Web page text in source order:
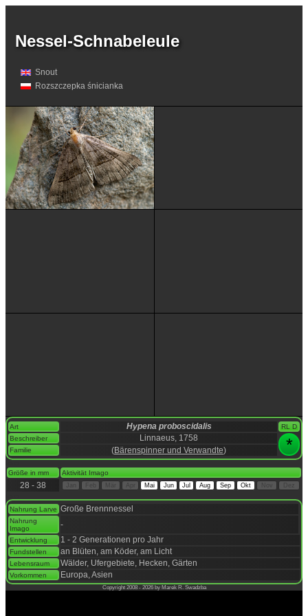
Nessel-Schnabeleule
Snout
Rozszczepka śnicianka
Art Hypena proboscidalis
RL D
Beschreiber
Linnaeus, 1758 *
Familie (Bärenspinner und Verwandte)
Größe in mm Aktivität Imago
28 - 38 Mai Jun Jul Aug Sep Okt Dez
Nahrung Larve Große Brennnessel
Nahrung
Imago
-
Entwicklung 1 - 2 Generationen pro Jahr
Fundstellen an Blüten, am Köder, am Licht
Lebensraum Wälder, Ufergebiete, Hecken, Gärten
Vorkommen Europa, Asien
Copyright 2008 - 2026 by Marek R. Swadzba